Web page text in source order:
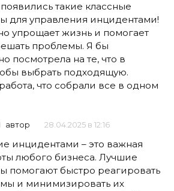
появились такие классные
для управления инцидентами!
упрощает жизнь и помогает
проблемы. Я бы
посмотрела на те, что в
выбрать подходящую.
что собрали все в одном
автор 28.04.2025 в 12:16
инцидентами – это важная
любого бизнеса. Лучшие
помогают быстро реагировать
и минимизировать их